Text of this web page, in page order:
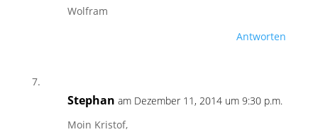
Wolfram
Antworten
Stephan am Dezember 11, 2014 um 9:30 p.m.
Moin Kristof,